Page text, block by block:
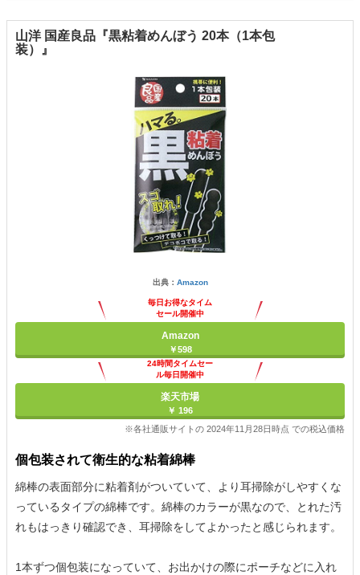
山洋 国産良品『黒粘着めんぼう 20本（1本包
装）』
出典： Amazon
毎日お得なタイム
セール開催中
Amazon
￥598
24時間タイムセー
ル毎日開催中
楽天市場
￥ 196
※各社通販サイトの 2024年11月28日時点 での税込価格
個包装されて衛生的な粘着綿棒
綿棒の表面部分に粘着剤がついていて、より耳掃除がしやすくな
っているタイプの綿棒です。綿棒のカラーが黒なので、とれた汚
れもはっきり確認でき、耳掃除をしてよかったと感じられます。
1本ずつ個包装になっていて、お出かけの際にポーチなどに入れ